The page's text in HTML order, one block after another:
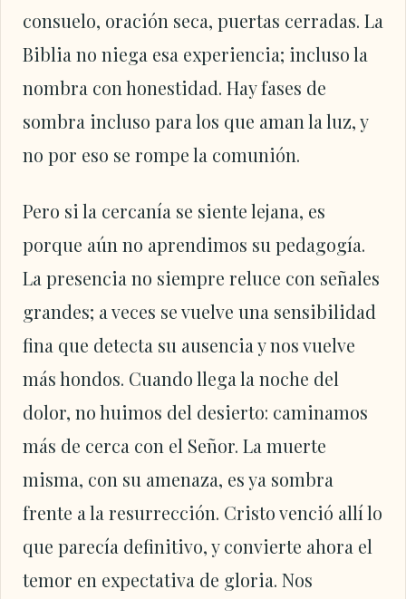
consuelo, oración seca, puertas cerradas. La
Biblia no niega esa experiencia; incluso la
nombra con honestidad. Hay fases de
sombra incluso para los que aman la luz, y
no por eso se rompe la comunión.
Pero si la cercanía se siente lejana, es
porque aún no aprendimos su pedagogía.
La presencia no siempre reluce con señales
grandes; a veces se vuelve una sensibilidad
fina que detecta su ausencia y nos vuelve
más hondos. Cuando llega la noche del
dolor, no huimos del desierto: caminamos
más de cerca con el Señor. La muerte
misma, con su amenaza, es ya sombra
frente a la resurrección. Cristo venció allí lo
que parecía definitivo, y convierte ahora el
temor en expectativa de gloria. Nos